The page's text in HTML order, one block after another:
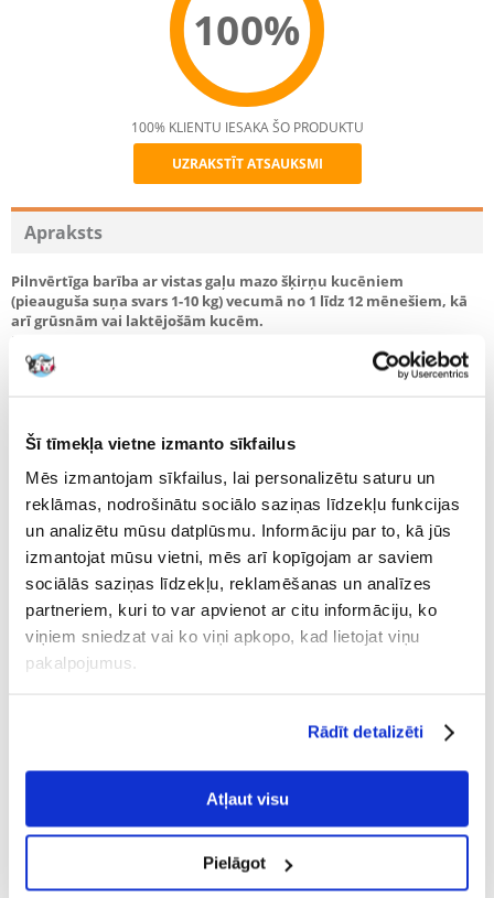
Šī tīmekļa vietne izmanto sīkfailus
Mēs izmantojam sīkfailus, lai personalizētu saturu un
reklāmas, nodrošinātu sociālo saziņas līdzekļu funkcijas
un analizētu mūsu datplūsmu. Informāciju par to, kā jūs
izmantojat mūsu vietni, mēs arī kopīgojam ar saviem
sociālās saziņas līdzekļu, reklamēšanas un analīzes
partneriem, kuri to var apvienot ar citu informāciju, ko
viņiem sniedzat vai ko viņi apkopo, kad lietojat viņu
pakalpojumus.
Rādīt detalizēti
Atļaut visu
Pielāgot
100%
Recommend
100% KLIENTU IESAKA ŠO PRODUKTU
UZRAKSTĪT ATSAUKSMI
Apraksts
Pilnvērtīga barība ar vistas gaļu mazo šķirņu kucēniem
(pieauguša suņa svars 1-10 kg) vecumā no 1 līdz 12 mēnešiem, kā
arī grūsnām vai laktējošām kucēm.
Barības recepte ir sabalansēta, tajā ir viegli sagremojamas sastāvdaļas,
kas īpaši atlasītas jutīgāko organismu vajadzībām un kucēnu augstajām
prasībām. Grūsnām kucēm Brit diēta labvēlīgi ietekmē augļa attīstību un
Galvenās funkcijas:
augsts olbaltumvielu saturs, kas nodrošina pareizu augšanu jau no
pirmajiem dzīvnieka dzīves mēnešiem.
olbaltumvielas palīdz attīstīt muskuļu audus
Omega-3 un Omega-6 nepiesātinātās skābes uzlabo ādas un kažoka
izskatu, palīdz stiprināt imunitāti un uzlabo mācīšanās spējas.
sausās barības granulas ir pielāgotas (forma, lielums un konsistence)
mazo šķirņu kucēnu košļāšanas spējām.
Vistas gaļa 55% (dehidrēta 30%, atkaulota 25%), vistas tauki (konservēti
ar tokoferolu maisījumu), auzas, kvieši, laša eļļa (2%), kukurūza, žāvēti
āboli, hidrolizētas mājputnu aknas, alus raugs, kolagēns, vēžveidīgo
(hondroitīna avots, 180 mg/kg), garšaugu un augļu ekstrakts
(krustnagliņas, citrusaugļi, rozmarīns, kurkuma, 150 mg/kg),
mannooligosaharīdi (150 mg/kg), fruktooligosaharīdi (100 mg/kg),
Mojave juka (100 mg/kg), žāvētas kumelītes (90 mg/kg), zaļās gliemenes
(glikozamīnoglikānu avots, 60mg/kg), žāvētas mellenes (60mg/kg).